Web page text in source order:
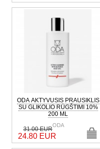
ODA AKTYVUSIS PRAUSIKLIS
SU GLIKOLIO RŪGŠTIMI 10%
200 ML
ODA
31.00 EUR
24.80 EUR